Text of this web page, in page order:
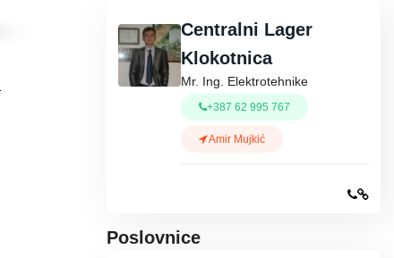
Centralni Lager
Klokotnica
Mr. Ing. Elektrotehnike
+387 62 995 767
Amir Mujkić
Poslovnice